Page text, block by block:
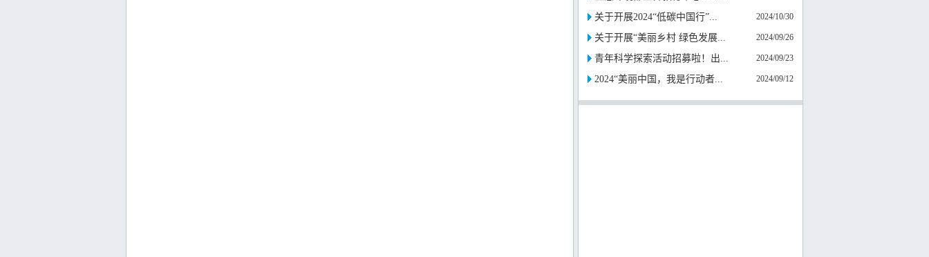
2024/10/30
关于开展2024“低碳中国行”...
2024/09/26
关于开展“美丽乡村 绿色发展...
2024/09/23
青年科学探索活动招募啦！出...
2024/09/12
2024“美丽中国，我是行动者...